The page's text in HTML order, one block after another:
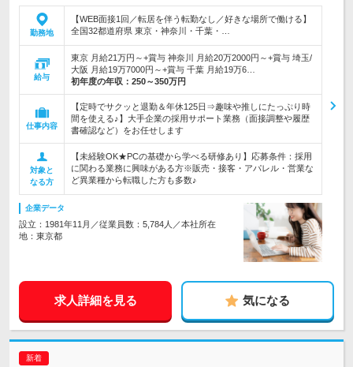
勤務地
【WEB面接1回／転居を伴う転勤なし／好きな場所で働ける】
全国32都道府県 東京・神奈川・千葉・…
給与
東京 月給21万円～+賞与 神奈川 月給20万2000円～+賞与 埼玉/
大阪 月給19万7000円～+賞与 千葉 月給19万6…
初年度の年収： 250～350万円
仕事内容
【定時でサクッと退勤＆年休125日⇒趣味や推しにたっぷり時
間を使える♪】大手企業の採用サポート業務（面接調整や履歴
書確認など）をお任せします
対象と
なる方
【未経験OK★PCの基礎から学べる研修あり】応募条件：採用
に関わる業務に興味がある方※販売・接客・アパレル・営業な
ど異業種から転職した方も多数♪
企業データ
設立：1981年11月／従業員数：5,784人／本社所在
地：東京都
求人詳細を見る 気になる